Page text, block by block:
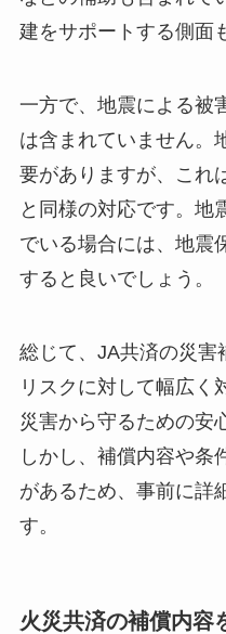
建をサポートする側面
一方で、地震による被
は含まれていません。
要がありますが、これ
と同様の対応です。地
でいる場合には、地震
すると良いでしょう。
総じて、JA共済の災害
リスクに対して幅広く
災害から守るための安
しかし、補償内容や条
があるため、事前に詳
す。
火災共済の補償内容